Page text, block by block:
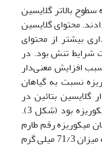
بالاتر گلایسین
محتوای گلایسین
بیشتر از محتوای
شرایط تنش بود. در
افزایش معنی‌دار
نسبت به گیاهان
بتائین در
گیاهان میکوریزه بالاتر از گیاهان غیرمیکوریزه بود (شکل 3).
میکوریزه رقم طارم
هاشمی تنش 70 درصد ظرفیت زراعی به میزان 71/3 میلی گرم